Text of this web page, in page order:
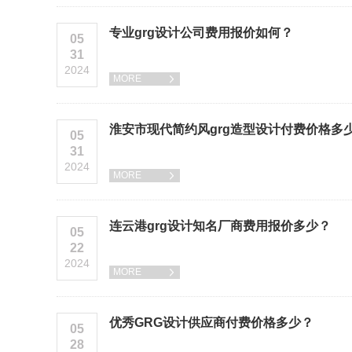
05
31
2024
专业grg设计公司费用报价如何？
MORE 
05
31
2024
淮安市现代简约风grg造型设计付费价格多
MORE 
05
22
2024
连云港grg设计知名厂商费用报价多少？
MORE 
05
28
优秀GRG设计供应商付费价格多少？